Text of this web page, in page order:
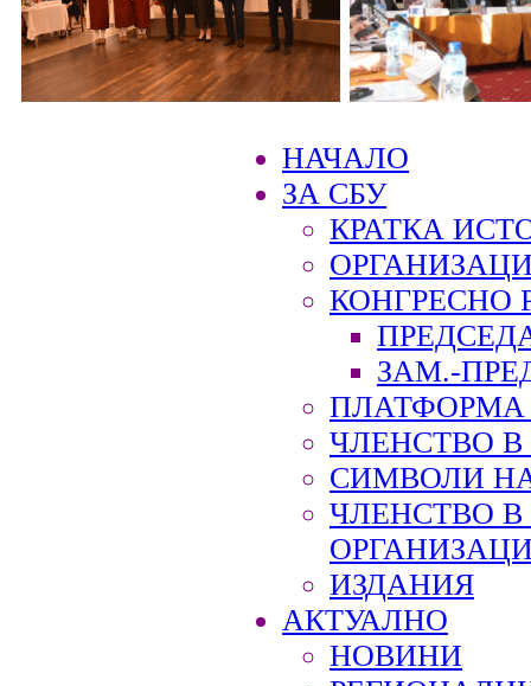
НАЧАЛО
ЗА СБУ
КРАТКА
КОНГРЕСНО
ЗАМ.-
ПЛАТФОРМА
ЧЛЕНСТВО В
СИМВОЛИ
ЧЛЕНСТВО
ИЗДАНИЯ
АКТУАЛНО
НОВИНИ